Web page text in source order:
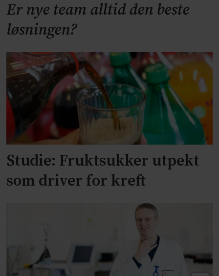
Er nye team alltid den beste
løsningen?
Studie: Fruktsukker utpekt
som driver for kreft